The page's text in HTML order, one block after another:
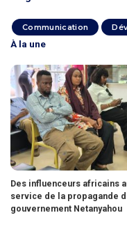
Communication
À la une
Des influenceurs africains
service de la propagande
gouvernement Netanyahou